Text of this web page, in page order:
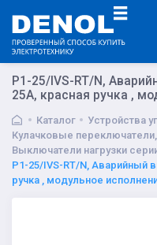
P1-25/IVS-RT/N,
25А, красная ручка ,
Каталог
Устройства
Кулачковые
Выключатели нагрузки
P1-25/IVS-RT/N, Аварийный
ручка , модульное